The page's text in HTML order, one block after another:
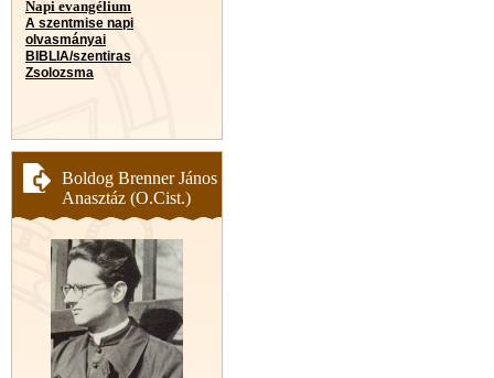
Napi evangélium
A szentmise napi
olvasmányai
BIBLIA/szentiras
Zsolozsma
Boldog Brenner János
Anasztáz (O.Cist.)